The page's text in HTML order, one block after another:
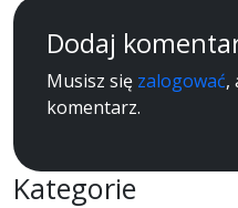
Dodaj
Musisz się zalogować,
komentarz.
Kategorie